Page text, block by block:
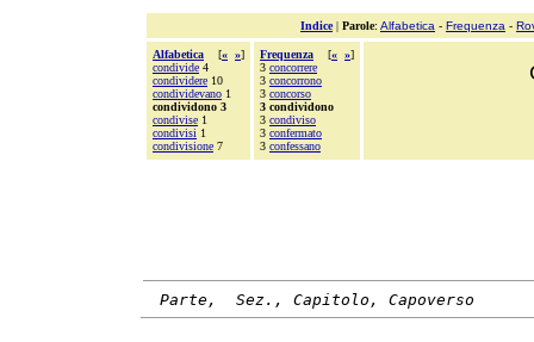
Indice| Parole: Alfabetica - Frequenza -
Alfabetica [« »]
condivide 4
condividere 10
condividevano 1
condividono 3
condivise 1
condivisi 1
condivisione 7
Frequenza [« »]
3 concorrere
3 concorrono
3 concorso
3 condividono
3 condiviso
3 confermato
3 confessano
Parte,  Sez., Capitolo, Capoverso